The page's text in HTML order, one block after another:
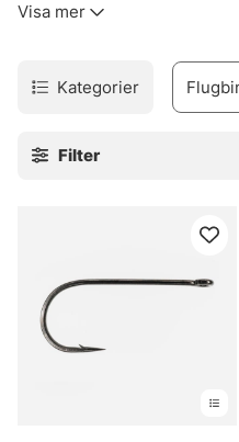
kroppsmaterial eller krok
fiskas.
Urvalet bygger på material
en lång säsong. Kända
när det behövs. Smidigt.
Som underkategori hör
krokar och småplock. Gå
» Krok & småplock
Visa mer
Kategorier
Filter